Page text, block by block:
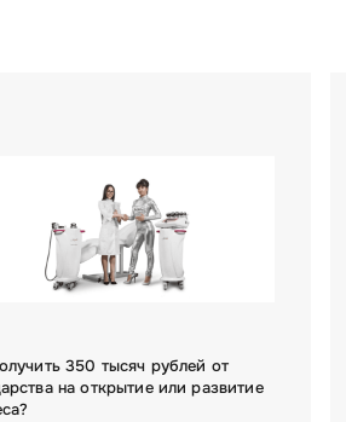
350 тысяч рублей от
на открытие или развитие